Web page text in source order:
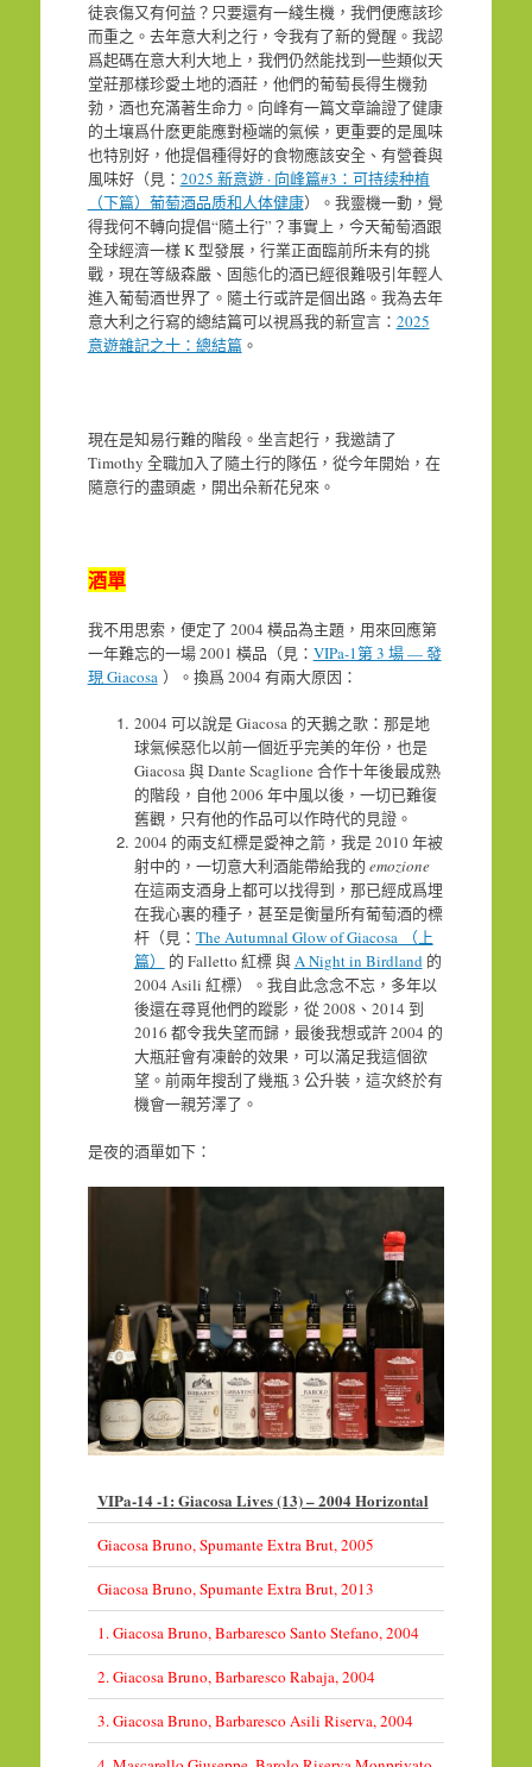
徒哀傷又有何益？只要還有一綫生機，我們便應該珍
而重之。去年意大利之行，令我有了新的覺醒。我認
爲起碼在意大利大地上，我們仍然能找到一些類似天
堂莊那樣珍愛土地的酒莊，他們的葡萄長得生機勃
勃，酒也充滿著生命力。向峰有一篇文章論證了健康
的土壤爲什麽更能應對極端的氣候，更重要的是風味
也特別好，他提倡種得好的食物應該安全、有營養與
風味好（見： 2025 新意遊 · 向峰篇#3：可持续种植
（下篇）葡萄酒品质和人体健康）。我靈機一動，覺
得我何不轉向提倡“隨土行”？事實上，今天葡萄酒跟
全球經濟一樣 K 型發展，行業正面臨前所未有的挑
戰，現在等級森嚴、固態化的酒已經很難吸引年輕人
進入葡萄酒世界了。隨土行或許是個出路。我為去年
意大利之行寫的總結篇可以視爲我的新宣言： 2025
意遊雜記之十：總結篇。
現在是知易行難的階段。坐言起行，我邀請了
Timothy 全職加入了隨土行的隊伍，從今年開始，在
隨意行的盡頭處，開出朵新花兒來。
酒單
我不用思索，便定了 2004 橫品為主題，用來回應第
一年難忘的一場 2001 橫品（見： VIPa-1第 3 場 — 發
現 Giacosa）。換爲 2004 有兩大原因：
2004 可以說是 Giacosa 的天鵝之歌：那是地
球氣候惡化以前一個近乎完美的年份，也是
Giacosa 與 Dante Scaglione 合作十年後最成熟
的階段，自他 2006 年中風以後，一切已難復
舊觀，只有他的作品可以作時代的見證。
2004 的兩支紅標是愛神之箭，我是 2010 年被
射中的，一切意大利酒能帶給我的 emozione
在這兩支酒身上都可以找得到，那已經成爲埋
在我心裏的種子，甚至是衡量所有葡萄酒的標
杆（見： The Autumnal Glow of Giacosa （上
篇）
的 Falletto 紅標 與A Night in Birdland的
2004 Asili 紅標）。我自此念念不忘，多年以
後還在尋覓他們的蹤影，從 2008、2014 到
2016 都令我失望而歸，最後我想或許 2004 的
大瓶莊會有凍齡的效果，可以滿足我這個欲
望。前兩年搜刮了幾瓶 3 公升裝，這次終於有
機會一親芳澤了。
是夜的酒單如下：
VIPa-14 -1: Giacosa Lives (13) – 2004 Horizontal
Giacosa Bruno, Spumante Extra Brut, 2005
Giacosa Bruno, Spumante Extra Brut, 2013
1. Giacosa Bruno, Barbaresco Santo Stefano, 2004
2. Giacosa Bruno, Barbaresco Rabaja, 2004
3. Giacosa Bruno, Barbaresco Asili Riserva, 2004